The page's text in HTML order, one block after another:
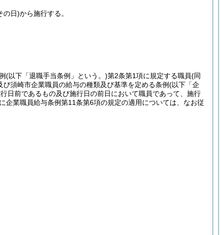
の日)から施行する。
(以下「退職手当条例」という。)第2条第1項に規定する職員(同
び須崎市企業職員の給与の種類及び基準を定める条例(以下「企
日前であるもの及び施行日の前日において職員であって、施行
企業職員給与条例第11条第6項の規定の適用については、なお従